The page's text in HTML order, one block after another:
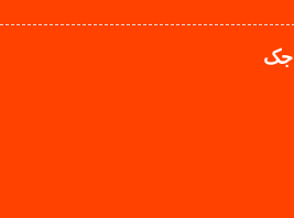
جک